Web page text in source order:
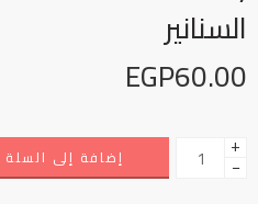
السنانير
EGP60.00
+
− إضافة إلى السلة